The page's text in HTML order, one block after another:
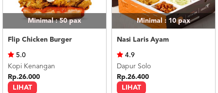
Minimal : 50pax
Flip Chicken Burger
LIHAT
5.0
Kopi Kenangan
Rp.26.000
Minimal : 10pax
Nasi Laris Ayam
LIHAT
4.9
Dapur Solo
Rp.26.400